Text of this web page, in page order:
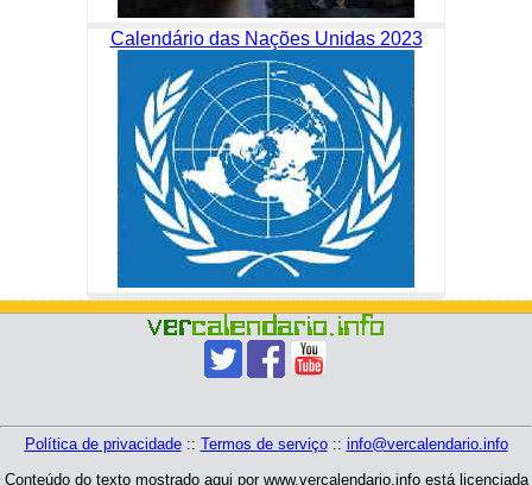
Calendário das Nações Unidas 2023
Política de privacidade:: Termos de serviço:: info@vercalendario.info
Conteúdo do texto mostrado aqui por www.vercalendario.info está licenciada